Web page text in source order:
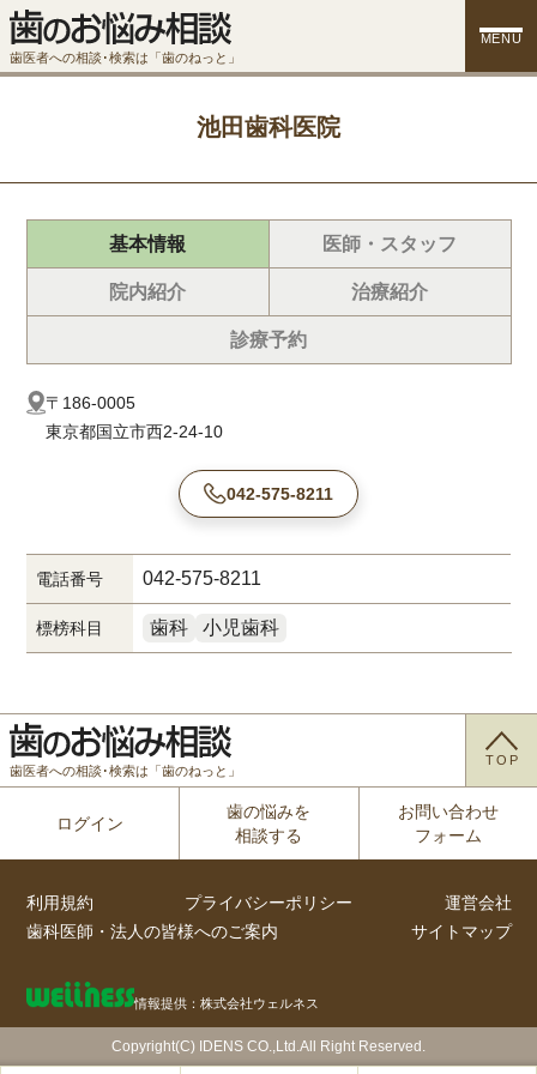
歯医者への相談･検索は「歯のねっと」
MENU
池田歯科医院
基本情報 医師・スタッフ
院内紹介 治療紹介
診療予約
〒186-0005
東京都国立市西2-24-10
042-575-8211
電話番号 042-575-8211
標榜科目 歯科 小児歯科
歯医者への相談･検索は「歯のねっと」
TOP
ログイン
歯の悩みを
相談する
お問い合わせ
フォーム
利用規約 プライバシーポリシー
運営会社
歯科医師・法人の皆様へのご案内
サイトマップ
情報提供：株式会社ウェルネス
Copyright(C) IDENS CO.,Ltd.All Right Reserved.